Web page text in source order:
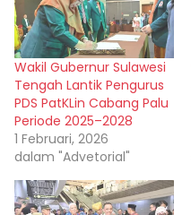
Wakil Gubernur Sulawesi
Tengah Lantik Pengurus
PDS PatKLin Cabang Palu
Periode 2025–2028
1 Februari, 2026
dalam "Advetorial"